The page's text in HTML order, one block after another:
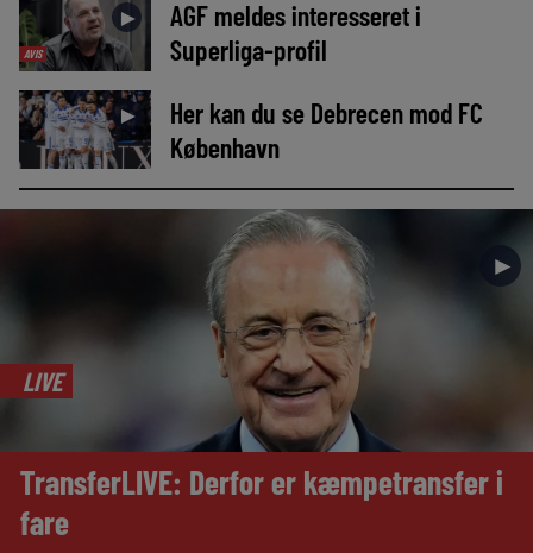
AVIS
►
AGF meldes interesseret i
Superliga-profil
►
Her kan du se Debrecen mod FC
København
►
LIVE
TransferLIVE: Derfor er kæmpetransfer i
fare